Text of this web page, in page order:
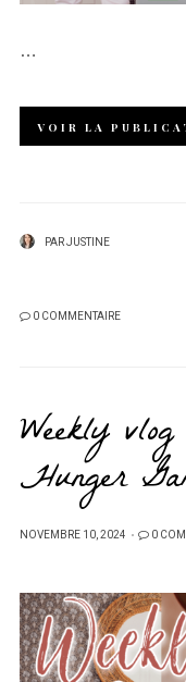
…
VOIR LA
PARJUSTINE
0 COMMENTAIRE
Weekly
Hunger
PUBLIÉ
NOVEMBRE 10, 2024 0